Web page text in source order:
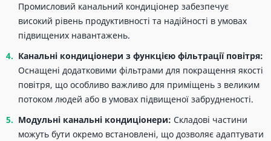
Промисловий канальний кондиціонер забезпечує
високий рівень продуктивності та надійності в умовах
підвищених навантажень.
Канальні кондиціонери з функцією фільтрації повітря:
Оснащені додатковими фільтрами для покращення якості
повітря, що особливо важливо для приміщень з великим
потоком людей або в умовах підвищеної забрудненості.
Модульні канальні кондиціонери: Складові частини
можуть бути окремо встановлені, що дозволяє адаптувати